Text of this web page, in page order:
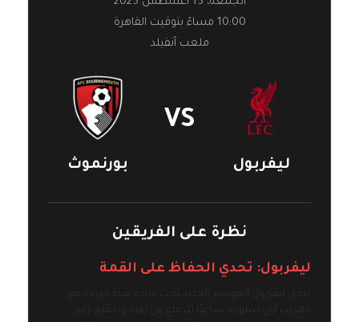
10:00 مساءً بتوقيت القاهرة
ملعب آنفيلد
ليفربول
VS
بورنموث
نظرة على الفريقين
ليفربول: تحدي الحفاظ على القمة